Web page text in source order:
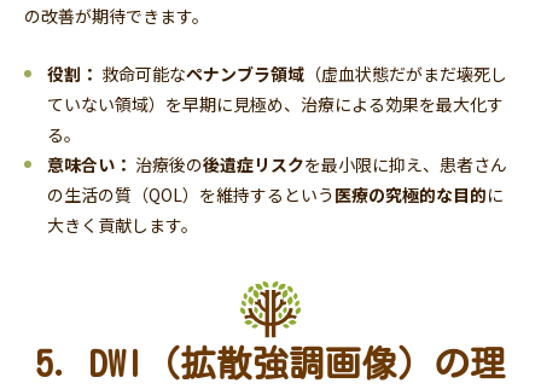
の改善が期待できます。
役割： 救命可能なペナンブラ領域（虚血状態だがまだ壊死し
ていない領域）を早期に見極め、治療による効果を最大化す
る。
意味合い： 治療後の後遺症リスクを最小限に抑え、患者さん
の生活の質（QOL）を維持するという医療の究極的な目的に
大きく貢献します。
5. DWI（拡散強調画像）の理